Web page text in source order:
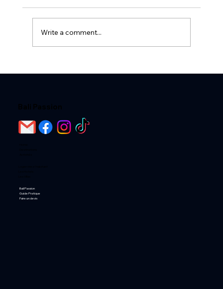
Write a comment...
Bali Passion
Guide Pratique
Faire un devis